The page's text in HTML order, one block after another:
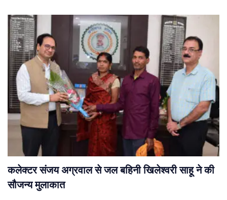
कलेक्टर संजय अग्रवाल से जल बहिनी खिलेश्वरी साहू ने की
सौजन्य मुलाकात